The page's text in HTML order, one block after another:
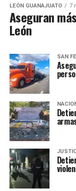
LEÓN GUANAJUATO 7
Aseguran
León
SAN